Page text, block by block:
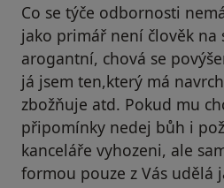
Co se týče odbornosti
jako primář není člověk na
arogantní, chová se
já jsem ten,který má
zbožňuje atd. Pokud mu
připomínky nedej bůh i
kanceláře vyhozeni, ale
formou pouze z Vás udělá